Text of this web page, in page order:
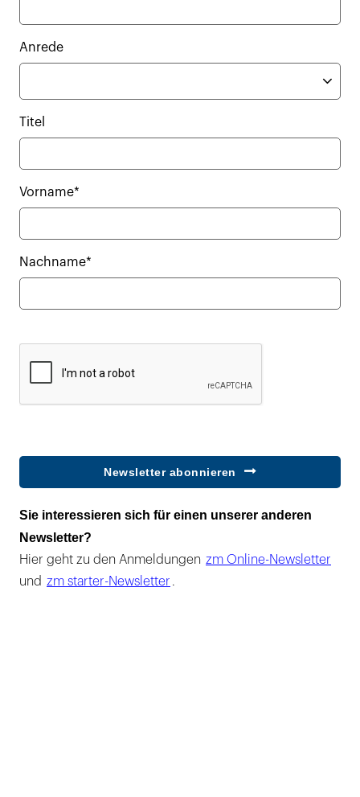
Anrede
Titel
Vorname*
Nachname*
Newsletter abonnieren
Sie interessieren sich für einen unserer anderen
Newsletter?
Hier geht zu den Anmeldungen zm Online-Newsletter
und zm starter-Newsletter .